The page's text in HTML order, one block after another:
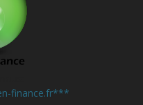
finance.fr***